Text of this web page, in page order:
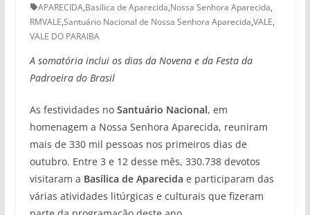
APARECIDA,Basílica de Aparecida,Nossa Senhora Aparecida,
RMVALE,Santuário Nacional de Nossa Senhora Aparecida,VALE,
VALE DO PARAIBA
A somatória inclui os dias da Novena e da Festa da
Padroeira do Brasil
As festividades no Santuário Nacional, em
homenagem a Nossa Senhora Aparecida, reuniram
mais de 330 mil pessoas nos primeiros dias de
outubro. Entre 3 e 12 desse mês, 330.738 devotos
visitaram a Basílica de Aparecida e participaram das
várias atividades litúrgicas e culturais que fizeram